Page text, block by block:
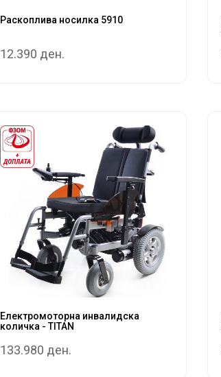
Раскоплива носилка 5910
12.390 ден.
Електромоторна инвалидска
количка - TITAN
133.980 ден.